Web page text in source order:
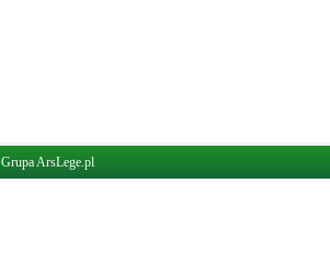
Grupa ArsLege.pl